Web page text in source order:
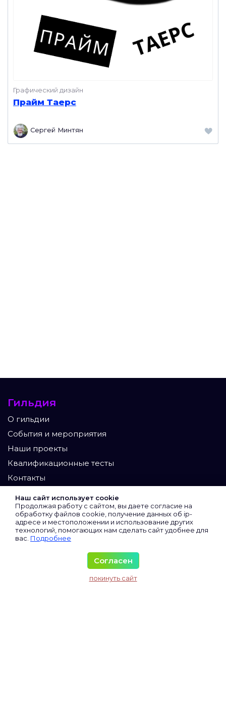
Графический дизайн
Прайм Таерс
Сергей Минтян
Гильдия
О гильдии
События и мероприятия
Наши проекты
Квалификационные тесты
Контакты
Участники
Экспертный клуб
Сертифицированные
Виртуальные
Наш сайт использует cookie
Продолжая работу с сайтом, вы даете согласие на
обработку файлов cookie, получение данных об ip-
адресе и местоположении и использование других
технологий, помогающих нам сделать сайт удобнее для
вас. Подробнее
Согласен
покинуть сайт